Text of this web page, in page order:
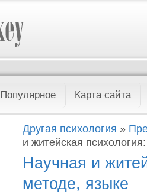
Популярное Карта сайта
Другая психология »
и житейская
Научная и
методе, языке